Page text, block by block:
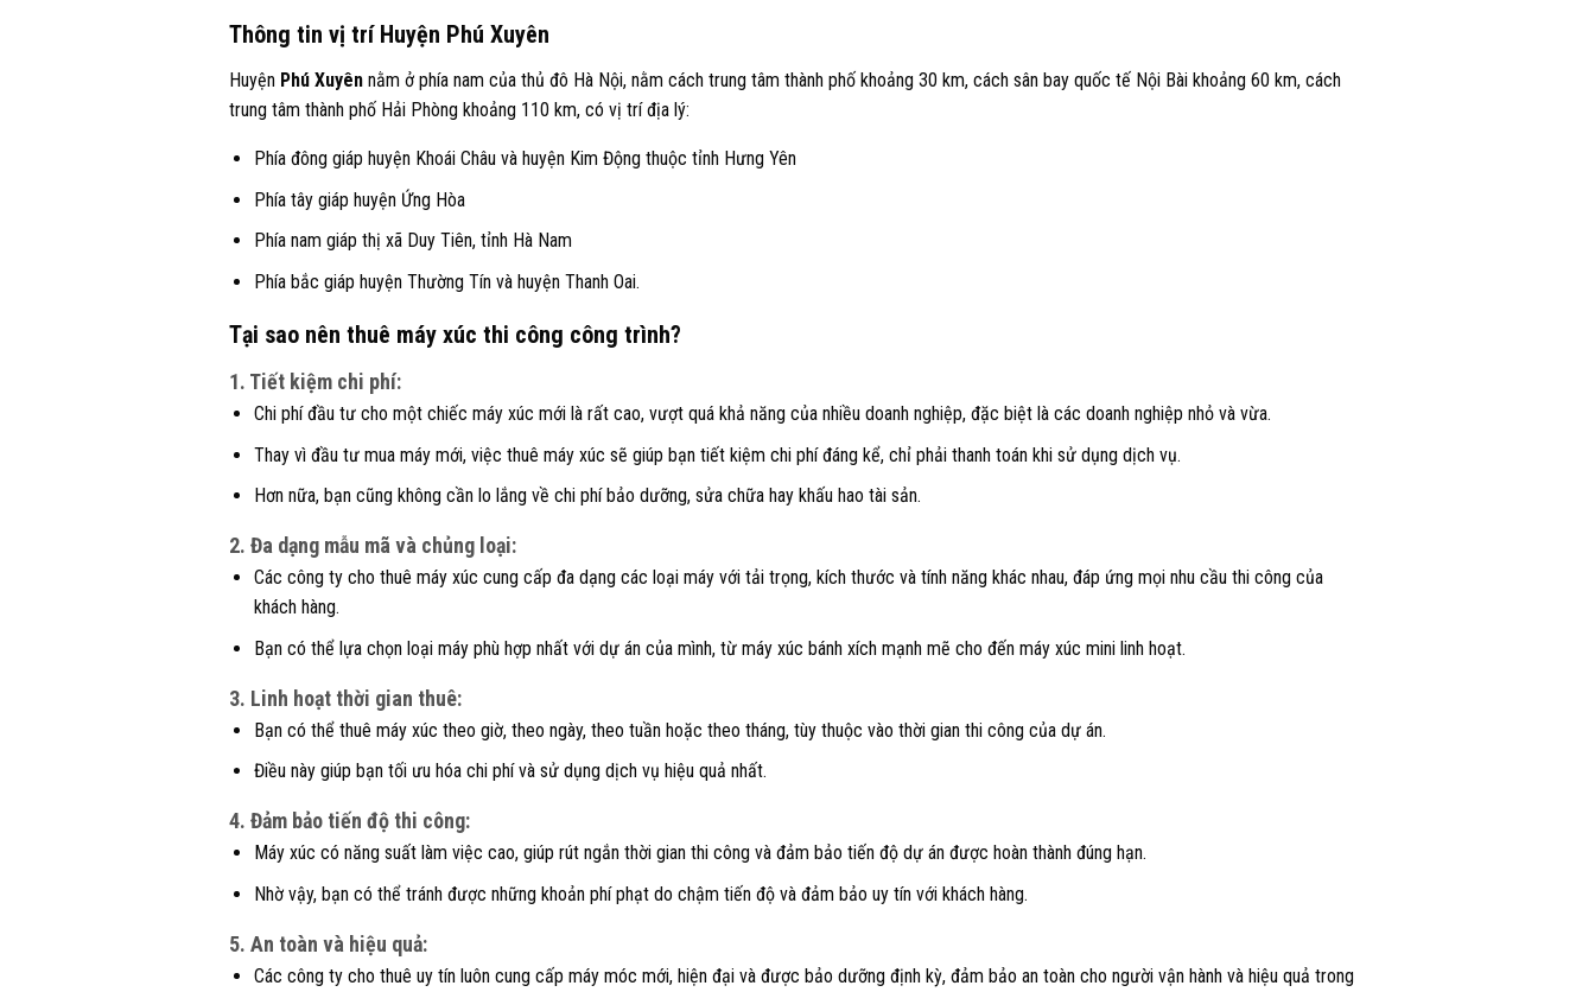
Thông tin vị trí Huyện Phú Xuyên
Huyện Phú Xuyên nằm ở phía nam của thủ đô Hà Nội, nằm cách trung tâm thành phố khoảng 30 km, cách sân bay quốc tế Nội Bài khoảng 60 km, cách
trung tâm thành phố Hải Phòng khoảng 110 km, có vị trí địa lý:
Phía đông giáp huyện Khoái Châu và huyện Kim Động thuộc tỉnh Hưng Yên
Phía tây giáp huyện Ứng Hòa
Phía nam giáp thị xã Duy Tiên, tỉnh Hà Nam
Phía bắc giáp huyện Thường Tín và huyện Thanh Oai.
Tại sao nên thuê máy xúc thi công công trình?
1. Tiết kiệm chi phí:
Chi phí đầu tư cho một chiếc máy xúc mới là rất cao, vượt quá khả năng của nhiều doanh nghiệp, đặc biệt là các doanh nghiệp nhỏ và vừa.
Thay vì đầu tư mua máy mới, việc thuê máy xúc sẽ giúp bạn tiết kiệm chi phí đáng kể, chỉ phải thanh toán khi sử dụng dịch vụ.
Hơn nữa, bạn cũng không cần lo lắng về chi phí bảo dưỡng, sửa chữa hay khấu hao tài sản.
2. Đa dạng mẫu mã và chủng loại:
Các công ty cho thuê máy xúc cung cấp đa dạng các loại máy với tải trọng, kích thước và tính năng khác nhau, đáp ứng mọi nhu cầu thi công của
khách hàng.
Bạn có thể lựa chọn loại máy phù hợp nhất với dự án của mình, từ máy xúc bánh xích mạnh mẽ cho đến máy xúc mini linh hoạt.
3. Linh hoạt thời gian thuê:
Bạn có thể thuê máy xúc theo giờ, theo ngày, theo tuần hoặc theo tháng, tùy thuộc vào thời gian thi công của dự án.
Điều này giúp bạn tối ưu hóa chi phí và sử dụng dịch vụ hiệu quả nhất.
4. Đảm bảo tiến độ thi công:
Máy xúc có năng suất làm việc cao, giúp rút ngắn thời gian thi công và đảm bảo tiến độ dự án được hoàn thành đúng hạn.
Nhờ vậy, bạn có thể tránh được những khoản phí phạt do chậm tiến độ và đảm bảo uy tín với khách hàng.
5. An toàn và hiệu quả:
Các công ty cho thuê uy tín luôn cung cấp máy móc mới, hiện đại và được bảo dưỡng định kỳ, đảm bảo an toàn cho người vận hành và hiệu quả trong